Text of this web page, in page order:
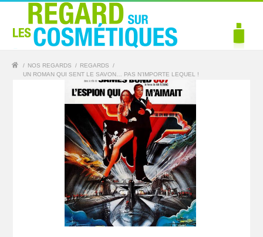
/ NOS REGARDS / REGARDS
/
UN ROMAN QUI SENT LE SAVON… PAS N’IMPORTE LEQUEL !